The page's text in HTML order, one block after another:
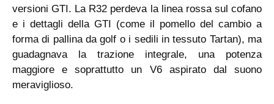
versioni GTI. La R32 perdeva la linea rossa sul cofano
e i dettagli della GTI (come il pomello del cambio a
forma di pallina da golf o i sedili in tessuto Tartan), ma
guadagnava la trazione integrale, una potenza
maggiore e soprattutto un V6 aspirato dal suono
meraviglioso.